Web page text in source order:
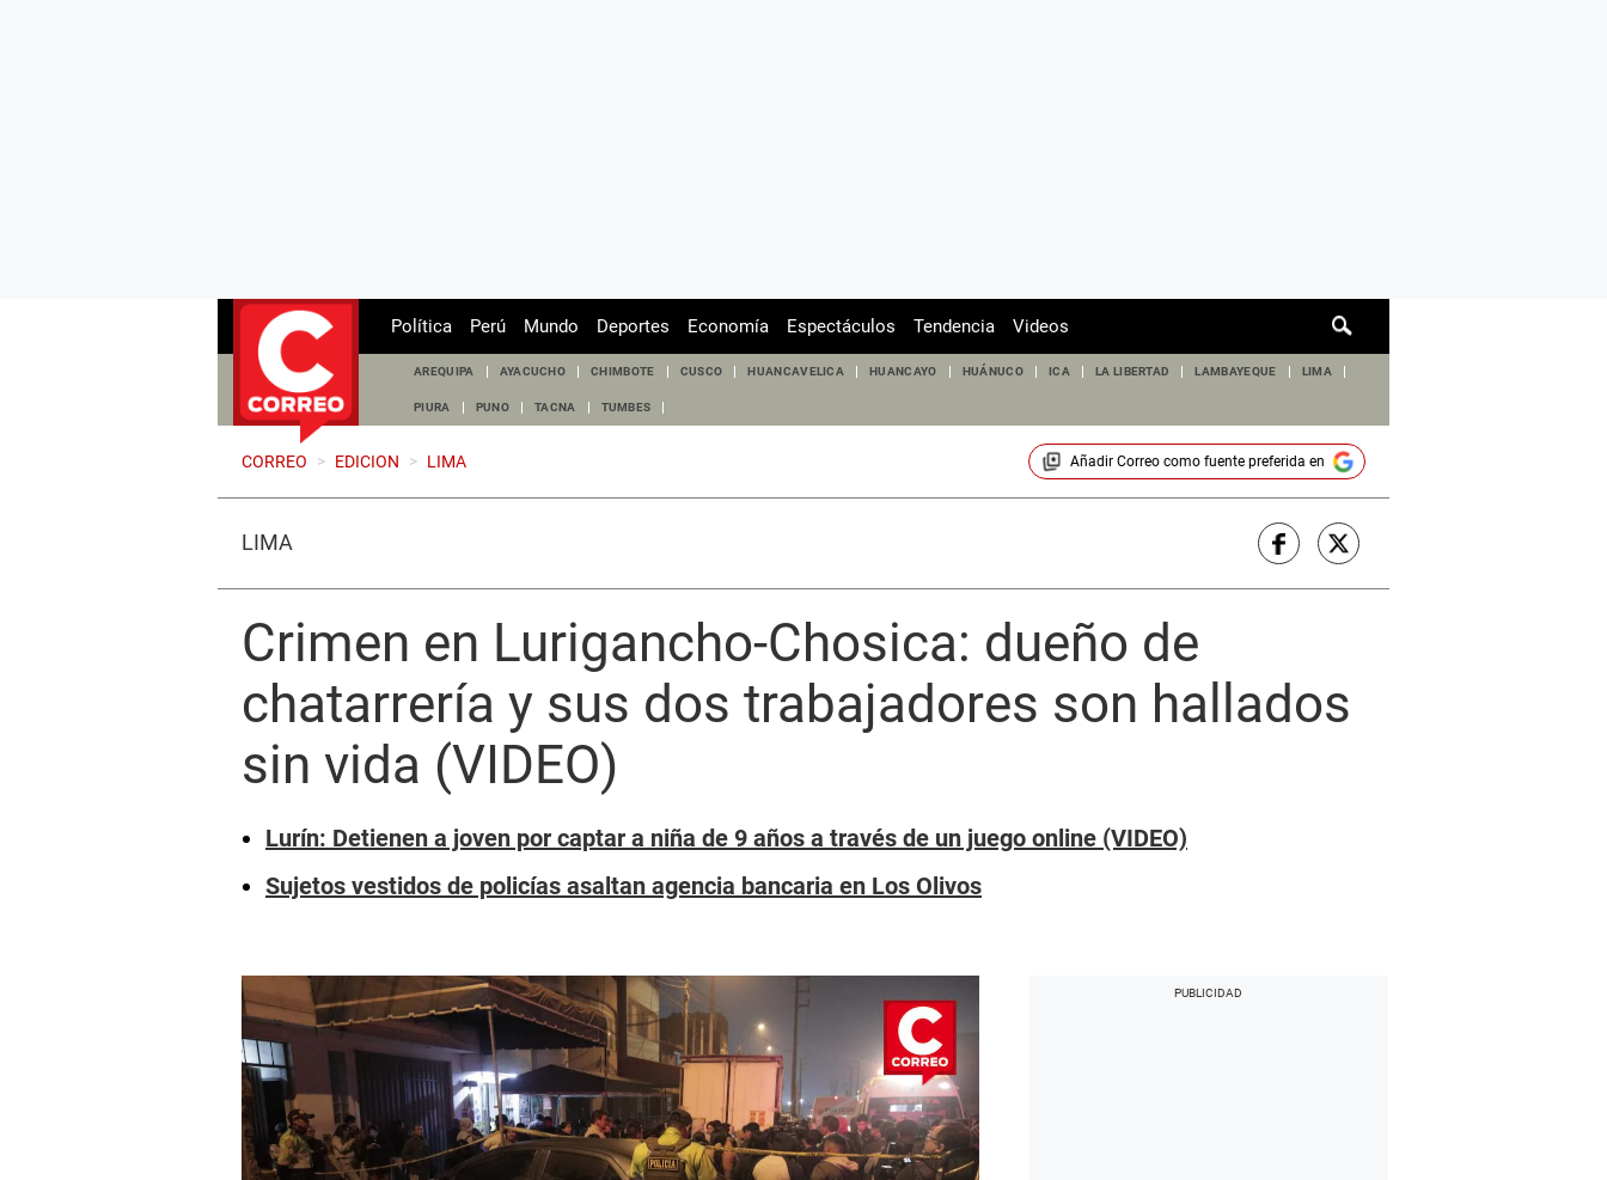
de
Política Perú Mundo Deportes Economía Espectáculos Tendencia Videos
AREQUIPA AYACUCHO CHIMBOTE CUSCO HUANCAVELICA HUANCAYO HUÁNUCO ICA LA LIBERTAD LAMBAYEQUE LIMA
PIURA PUNO TACNA TUMBES
CORREO > EDICION > LIMA Añadir Correocomo fuente preferida en
LIMA
Crimen en Lurigancho-Chosica: dueño de
chatarrería y sus dos trabajadores son hallados
sin vida (VIDEO)
Lurín: Detienen a joven por captar a niña de 9 años a través de un juego online (VIDEO)
Sujetos vestidos de policías asaltan agencia bancaria en Los Olivos